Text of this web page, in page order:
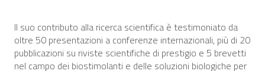
Il suo contributo alla ricerca scientifica è testimoniato da
oltre 50 presentazioni a conferenze internazionali, più di 20
pubblicazioni su riviste scientifiche di prestigio e 5 brevetti
nel campo dei biostimolanti e delle soluzioni biologiche per